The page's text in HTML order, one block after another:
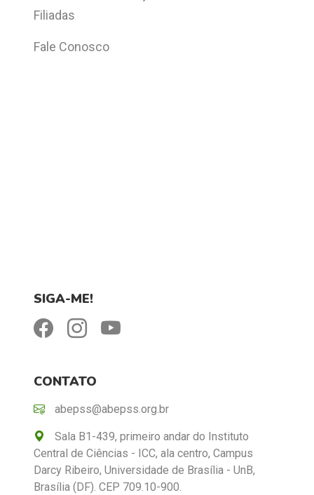
Filiadas
Fale Conosco
SIGA-ME!
CONTATO
abepss@abepss.org.br
Sala B1-439, primeiro andar do Instituto
Central de Ciências - ICC, ala centro, Campus
Darcy Ribeiro, Universidade de Brasília - UnB,
Brasília (DF). CEP 709.10-900.